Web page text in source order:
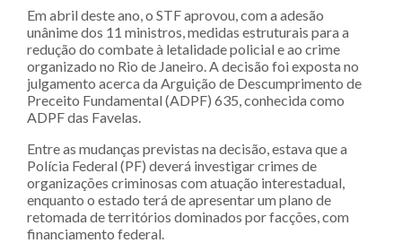
Em abril deste ano, o STF aprovou, com a adesão
unânime dos 11 ministros, medidas estruturais para a
redução do combate à letalidade policial e ao crime
organizado no Rio de Janeiro. A decisão foi exposta no
julgamento acerca da Arguição de Descumprimento de
Preceito Fundamental (ADPF) 635, conhecida como
ADPF das Favelas.
Entre as mudanças previstas na decisão, estava que a
Polícia Federal (PF) deverá investigar crimes de
organizações criminosas com atuação interestadual,
enquanto o estado terá de apresentar um plano de
retomada de territórios dominados por facções, com
financiamento federal.